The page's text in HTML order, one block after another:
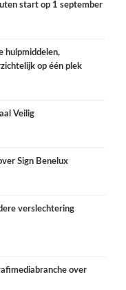
start op 1 september
hulpmiddelen,
op één plek
Veilig
Sign Benelux
verslechtering
over